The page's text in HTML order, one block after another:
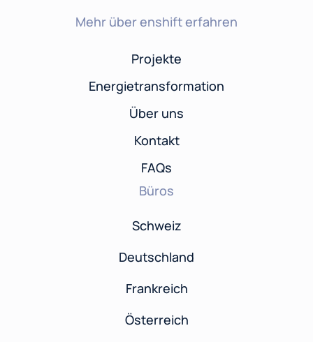
Mehr über enshift erfahren
Projekte
Energietransformation
Über uns
Kontakt
FAQs
Büros
Schweiz
Deutschland
Frankreich
Österreich